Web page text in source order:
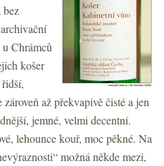
bez
Chrámců
košer
až překvapivě čisté a jen
jemné, velmi decentní.
lehounce kouř, moc pěkné. Na
možná někde mezi,